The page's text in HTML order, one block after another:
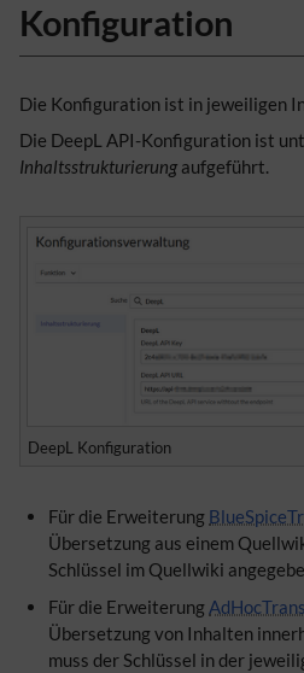
Konfiguration
Die Konfiguration ist in jeweiligen
Die DeepL API-Konfiguration ist
Inhaltsstrukturierung aufgeführt.
DeepL Konfiguration
Für die Erweiterung
Übersetzung aus einem
Schlüssel im Quellwiki
Für die Erweiterung
Übersetzung von Inhalten
muss der Schlüssel in der